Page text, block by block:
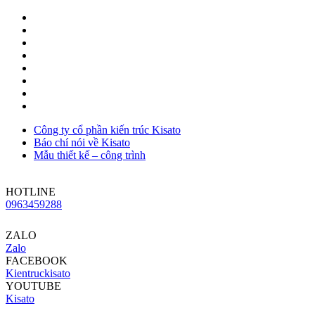
Công ty cổ phần kiến trúc Kisato
Báo chí nói về Kisato
Mẫu thiết kế – công trình
HOTLINE
0963459288
ZALO
Zalo
FACEBOOK
Kientruckisato
YOUTUBE
Kisato